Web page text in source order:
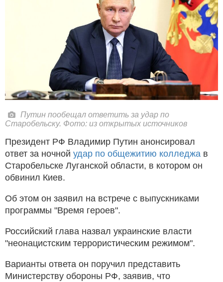
Путин пообещал ответить за удар по
Старобельску. Фото: из открытых источников
Президент РФ Владимир Путин анонсировал
ответ за ночной удар по общежитию колледжа в
Старобельске Луганской области, в котором он
обвинил Киев.
Об этом он заявил на встрече с выпускниками
программы "Время героев".
Российский глава назвал украинские власти
"неонацистским террористическим режимом".
Варианты ответа он поручил представить
Министерству обороны РФ, заявив, что